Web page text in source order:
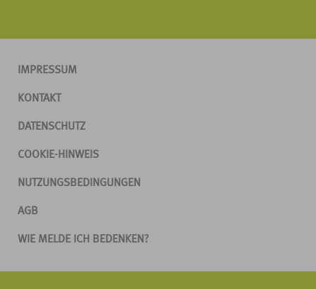
IMPRESSUM
KONTAKT
DATENSCHUTZ
COOKIE-HINWEIS
NUTZUNGSBEDINGUNGEN
AGB
WIE MELDE ICH BEDENKEN?